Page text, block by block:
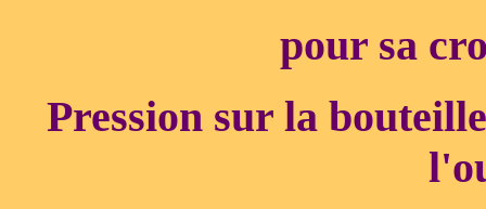
pour sa
Pression sur la